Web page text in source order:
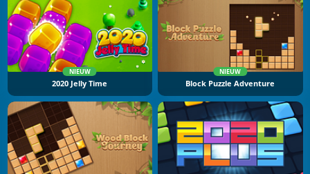
NIEUW
2020 Jelly Time
NIEUW
Block Puzzle Adventure